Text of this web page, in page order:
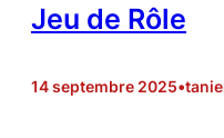
Jeu de Rôle
14 septembre 2025•